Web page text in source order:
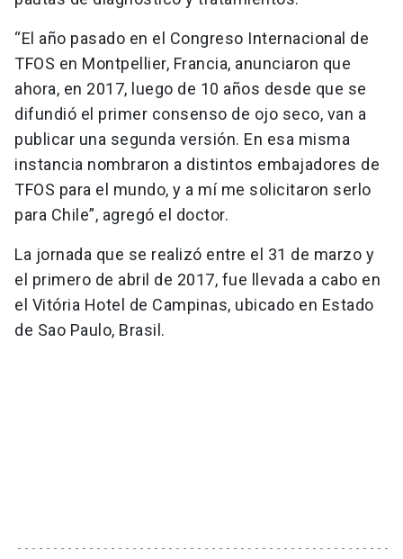
“El año pasado en el Congreso Internacional de
TFOS en Montpellier, Francia, anunciaron que
ahora, en 2017, luego de 10 años desde que se
difundió el primer consenso de ojo seco, van a
publicar una segunda versión. En esa misma
instancia nombraron a distintos embajadores de
TFOS para el mundo, y a mí me solicitaron serlo
para Chile”, agregó el doctor.
La jornada que se realizó entre el 31 de marzo y
el primero de abril de 2017, fue llevada a cabo en
el Vitória Hotel de Campinas, ubicado en Estado
de Sao Paulo, Brasil.